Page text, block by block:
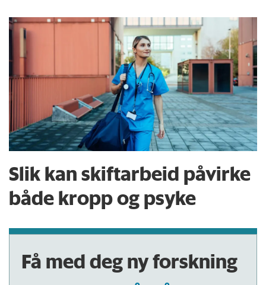
Slik kan skift­arbeid påvirke
både kropp og psyke
Få med deg ny forskning